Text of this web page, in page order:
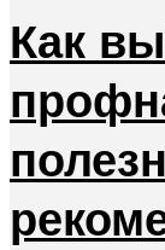
Как